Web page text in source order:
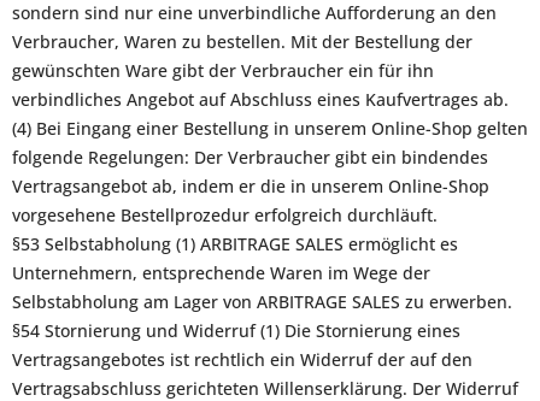
sondern sind nur eine unverbindliche Aufforderung an den
Verbraucher, Waren zu bestellen. Mit der Bestellung der
gewünschten Ware gibt der Verbraucher ein für ihn
verbindliches Angebot auf Abschluss eines Kaufvertrages ab.
(4) Bei Eingang einer Bestellung in unserem Online-Shop gelten
folgende Regelungen: Der Verbraucher gibt ein bindendes
Vertragsangebot ab, indem er die in unserem Online-Shop
vorgesehene Bestellprozedur erfolgreich durchläuft.
§53 Selbstabholung (1) ARBITRAGE SALES ermöglicht es
Unternehmern, entsprechende Waren im Wege der
Selbstabholung am Lager von ARBITRAGE SALES zu erwerben.
§54 Stornierung und Widerruf (1) Die Stornierung eines
Vertragsangebotes ist rechtlich ein Widerruf der auf den
Vertragsabschluss gerichteten Willenserklärung. Der Widerruf